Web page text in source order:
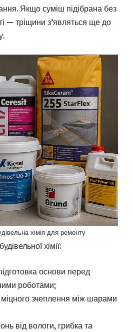
Якщо суміш підібрана без
— тріщини з’являться ще до
хімія для ремонту
хімії:
основи перед
роботами;
зчеплення між шарами
від вологи, грибка та